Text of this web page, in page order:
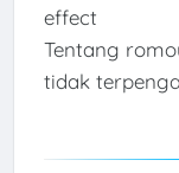
effect
Tentang
tidak